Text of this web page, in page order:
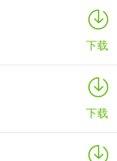
下载
下载